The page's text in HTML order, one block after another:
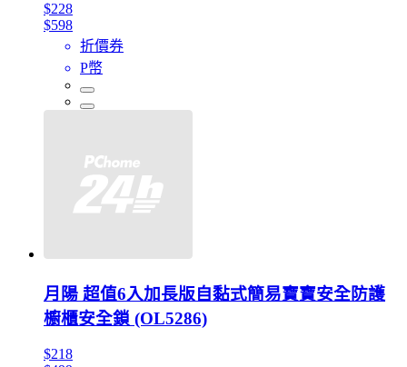
$228
$598
折價券
P幣
月陽 超值6入加長版自黏式簡易寶寶安全防護
櫥櫃安全鎖 (OL5286)
$218